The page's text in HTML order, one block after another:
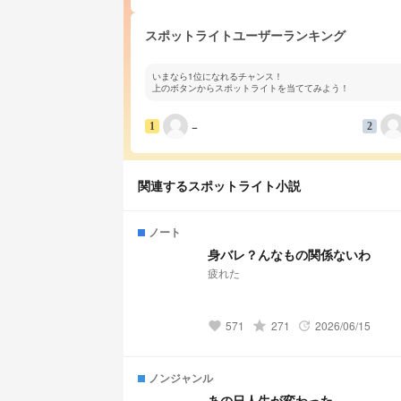
スポットライトユーザーランキング
いまなら1位になれるチャンス！
上のボタンからスポットライトを当ててみよう！
1 − 2
関連するスポットライト小説
ノート
身バレ？んなもの関係ないわ
疲れた
favorite 571 grade 271 update 2026/06/15
ノンジャンル